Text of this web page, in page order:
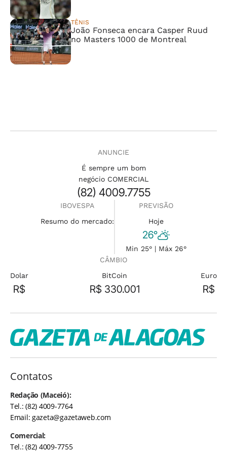
TÊNIS
João Fonseca encara Casper Ruud
no Masters 1000 de Montreal
ANUNCIE
É sempre um bom
negócio COMERCIAL
(82) 4009.7755
IBOVESPA
Resumo do mercado:
PREVISÃO
Hoje
26°
Min 25° | Máx 26°
CÂMBIO
Dolar
R$
BitCoin
R$ 330.001
Euro
R$
Contatos
Redação (Maceió):
Tel.: (82) 4009-7764
Email:gazeta@gazetaweb.com
Comercial:
Tel.: (82) 4009-7755